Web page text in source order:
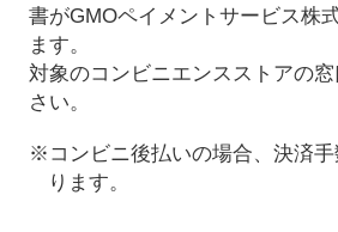
書がGMOペイメントサービス株
ます。
対象のコンビニエンスストアの
さい。
※コンビニ後払いの場合、決済手
ります。